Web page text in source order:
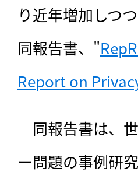
り近年増加しつ
同報告書、"
Report on
同報告書は、
ー問題の事例研